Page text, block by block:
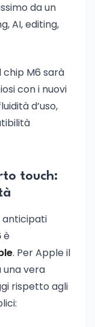
da un
AI, editing,
M6 sarà
con i nuovi
d’uso,
touch:
anticipati
è
. Per Apple il
una vera
rispetto agli